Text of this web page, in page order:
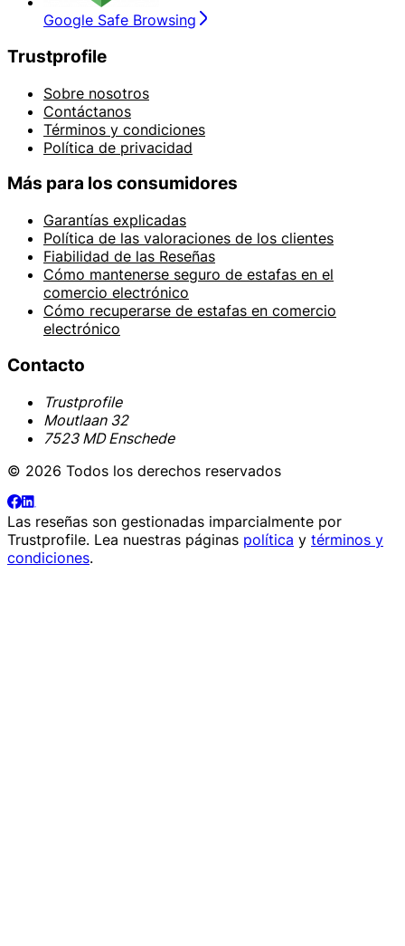
Google Safe Browsing
Trustprofile
Sobre nosotros
Contáctanos
Términos y condiciones
Política de privacidad
Más para los consumidores
Garantías explicadas
Política de las valoraciones de los clientes
Fiabilidad de las Reseñas
Cómo mantenerse seguro de estafas en el
comercio electrónico
Cómo recuperarse de estafas en comercio
electrónico
Contacto
Trustprofile
Moutlaan 32
7523 MD Enschede
© 2026 Todos los derechos reservados
Las reseñas son gestionadas imparcialmente por
Trustprofile. Lea nuestras páginas política y términos y
condiciones.